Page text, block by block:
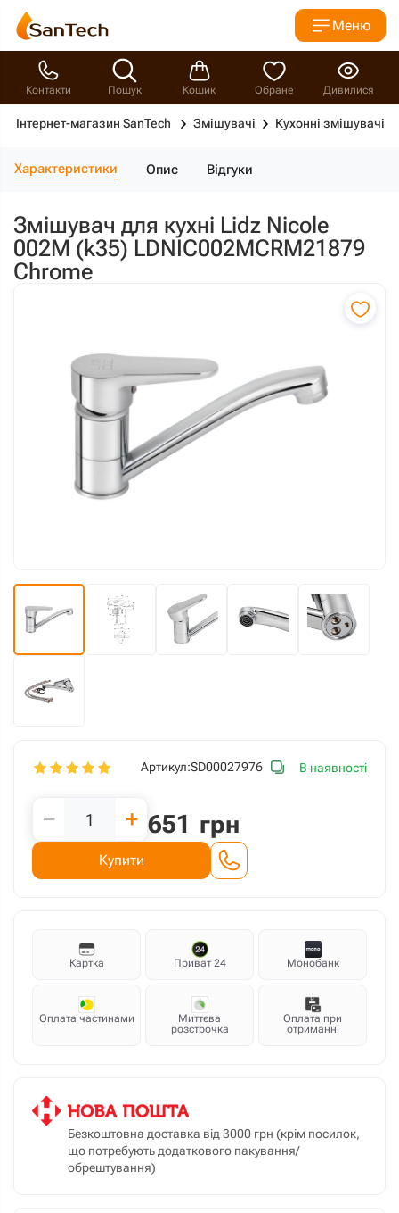
Меню
Контакти Пошук Кошик Обране Дивилися
Інтернет-магазин SanTech Змішувачі Кухонні змішувачі
Характеристики Опис Відгуки
Змішувач для кухні Lidz Nicole
002M (k35) LDNIC002MCRM21879
Chrome
Артикул:SD00027976 В наявності
− + 651 грн
Купити
Картка Приват 24 Монобанк
Оплата частинами
Миттєва
розстрочка
Оплата при
отриманні
Безкоштовна доставка від 3000 грн (крім посилок,
що потребують додаткового пакування/
обрештування)